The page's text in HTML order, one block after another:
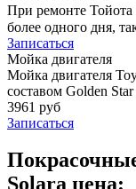
При ремонте Тойота
более одного дня,
Записаться
Мойка двигателя
Мойка двигателя
составом Golden
3961 руб
Записаться
Solara цена: